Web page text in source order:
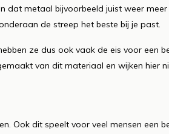
dat metaal bijvoorbeeld juist weer
de streep het beste bij je past.
ze dus ook vaak de eis voor een
van dit materiaal en wijken hier
Ook dit speelt voor veel mensen een